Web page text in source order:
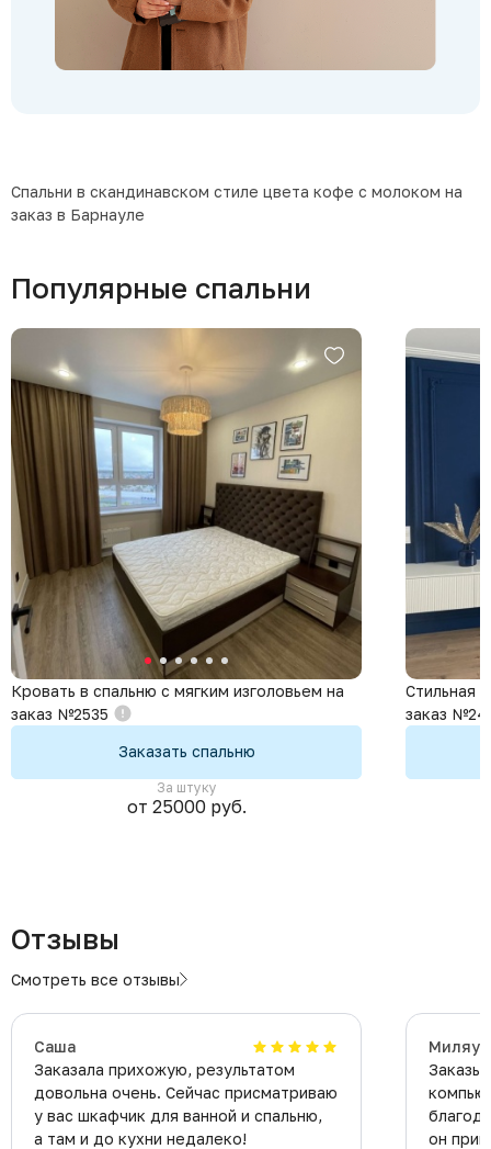
Спальни в скандинавском стиле цвета кофе с молоком на
заказ в Барнауле
Популярные спальни
Кровать в спальню с мягким изголовьем на
заказ №2535
Заказать спальню
За штуку
от 25000 руб.
Стильная
заказ
Отзывы
Смотреть все отзывы
Саша
Заказала прихожую, результатом
довольна очень. Сейчас присматриваю
у вас шкафчик для ванной и спальню,
а там и до кухни недалеко!
он